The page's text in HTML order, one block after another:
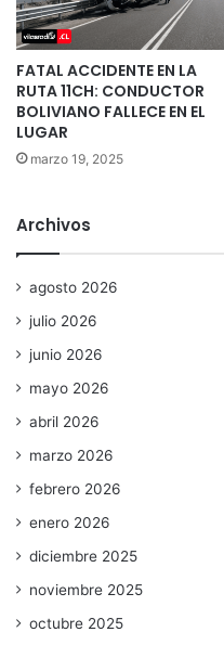
FATAL ACCIDENTE EN LA
RUTA 11CH: CONDUCTOR
BOLIVIANO FALLECE EN EL
LUGAR
marzo 19, 2025
Archivos
agosto 2026
julio 2026
junio 2026
mayo 2026
abril 2026
marzo 2026
febrero 2026
enero 2026
diciembre 2025
noviembre 2025
octubre 2025